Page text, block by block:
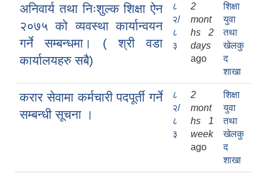
अनिवार्य तथा निःशुल्क शिक्षा ऐन
२०७५ को व्यवस्था कार्यान्वयन
गर्ने सम्बन्धमा। ( श्री वडा
कार्यालयहरु सबै)
८
२/
८
३
2
mont
hs 2
days
ago
शिक्षा
युवा
तथा
खेलकु
द
शाखा
करार सेवामा कर्मचारी पदपूर्ती गर्ने
सम्बन्धी सूचना ।
८
२/
८
३
2
mont
hs 1
week
ago
शिक्षा
युवा
तथा
खेलकु
द
शाखा